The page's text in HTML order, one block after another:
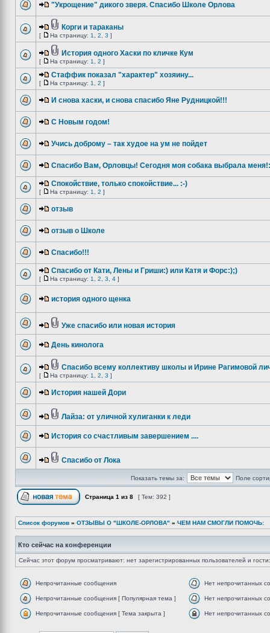
"Укрощение" дикого зверя. Спасибо Школе Орлова
Корги и тараканы
[ На страницу: 1 2 3 ]
История одного Хаски по кличке Кум
[ На страницу: 1 2 ]
Стаффик показал "характер" хозяину...
[ На страницу: 1 2 ]
И снова хаски, и снова спасибо Яне Рудницкой!!!
С Новым годом!
Учись доброму – так худое на ум не пойдет
Спасибо Вам, Орловцы! Сегодня моя собака выбрала
Спокойствие, только спокойствие... :-)
[ На страницу: 1 2 ]
отзыв
отзыв о Школе
Спасибо!!!
Спасибо от Кати, Лены и Гриши:) или Катя и Форс:);)
[ На страницу: 1 2 3 4 ]
история одного щенка
Уже спасибо или новая история
День кинолога
Спасибо всему коллективу школы и Ирине Рагимовой
[ На страницу: 1 2 3 ]
История нашей Дори
Лайза: от уличной хулиганки к леди
История со счастливым завершением ....
Спасибо от Лока
Показать темы за: Поле
Страница 1 из 8 [ Тем: 392 ]
Список форумов » ОТЗЫВЫ О "ШКОЛЕ-ОРЛОВА" » ЧЕМ НАМ СМОГЛИ ПОМОЧЬ:
Кто сейчас на конференции
Сейчас этот форум просматривают: нет зарегистрированных пользователей и
Непрочитанные сообщения Нет непрочитанных
Непрочитанные сообщения [ Популярная тема ] Нет непрочитанных
Непрочитанные сообщения [ Тема закрыта ] Нет непрочитанных